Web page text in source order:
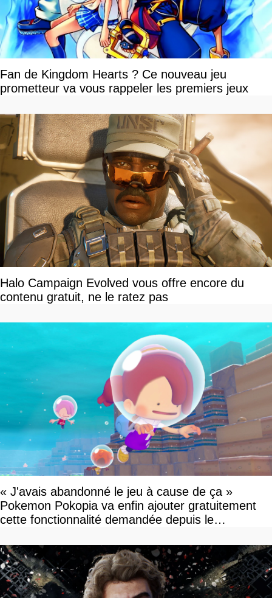
Fan de Kingdom Hearts ? Ce nouveau jeu
prometteur va vous rappeler les premiers jeux
Halo Campaign Evolved vous offre encore du
contenu gratuit, ne le ratez pas
« J'avais abandonné le jeu à cause de ça »
Pokemon Pokopia va enfin ajouter gratuitement
cette fonctionnalité demandée depuis le